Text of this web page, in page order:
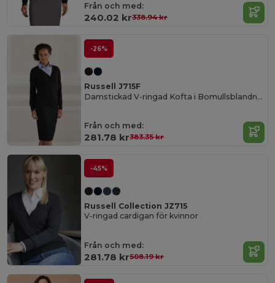
Från och med:
240.02 kr338.94 kr
-26%
Russell J715F
Damstickad V-ringad Kofta i Bomullsblandning
Från och med:
281.78 kr383.35 kr
-45%
Russell Collection JZ715
V-ringad cardigan för kvinnor
Från och med:
281.78 kr508.19 kr